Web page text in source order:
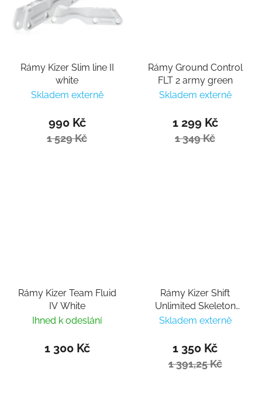
Rámy Kizer Slim line II
white
Skladem externě
990 Kč
1 529 Kč
Rámy Ground Control
FLT 2 army green
Skladem externě
1 299 Kč
1 349 Kč
Rámy Kizer Team Fluid
IV White
Ihned k odeslání
1 300 Kč
Rámy Kizer Shift
Unlimited Skeleton
White
Skladem externě
1 350 Kč
1 391,25 Kč